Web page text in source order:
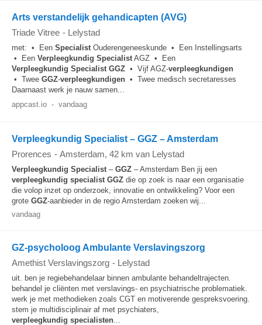
Arts verstandelijk gehandicapten (AVG)
Triade Vitree - Lelystad
met: • Een SpecialistOuderengeneeskunde • Een Instellingsarts
• Een Verpleegkundig SpecialistAGZ • Een
Verpleegkundig Specialist GGZ • Vijf AGZ-verpleegkundigen
• Twee GGZ-verpleegkundigen • Twee medisch secretaresses
Daarnaast werk je nauw samen...
appcast.io - vandaag
Verpleegkundig Specialist – GGZ – Amsterdam
Prorences - Amsterdam, 42 km van Lelystad
Verpleegkundig Specialist– GGZ – Amsterdam Ben jij een
verpleegkundig specialist GGZ die op zoek is naar een organisatie
die volop inzet op onderzoek, innovatie en ontwikkeling? Voor een
grote GGZ-aanbieder in de regio Amsterdam zoeken wij...
vandaag
GZ-psycholoog Ambulante Verslavingszorg
Amethist Verslavingszorg - Lelystad
uit. ben je regiebehandelaar binnen ambulante behandeltrajecten.
behandel je cliënten met verslavings- en psychiatrische problematiek.
werk je met methodieken zoals CGT en motiverende gespreksvoering.
stem je multidisciplinair af met psychiaters,
verpleegkundig specialisten...